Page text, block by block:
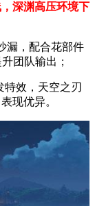
深渊高压环境下
漏，配合花部件
团队输出；
特效，天空之刃
现优异。